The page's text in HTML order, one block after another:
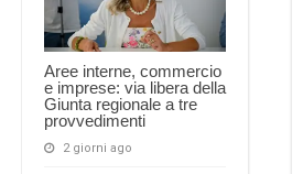
Aree interne, commercio
e imprese: via libera della
Giunta regionale a tre
provvedimenti
2 giorni ago